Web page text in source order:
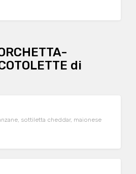
di
sottiletta cheddar, maionese